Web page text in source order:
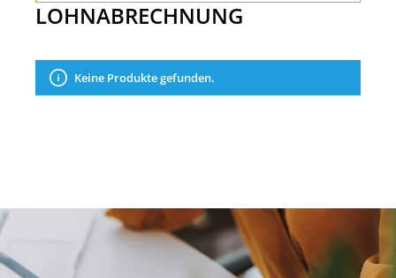
LOHNABRECHNUNG
Keine Produkte gefunden.